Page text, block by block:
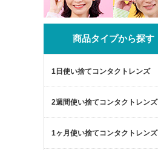
商品タイプから探す
1日使い捨てコンタクトレンズ
2週間使い捨てコンタクトレンズ
1ヶ月使い捨てコンタクトレンズ